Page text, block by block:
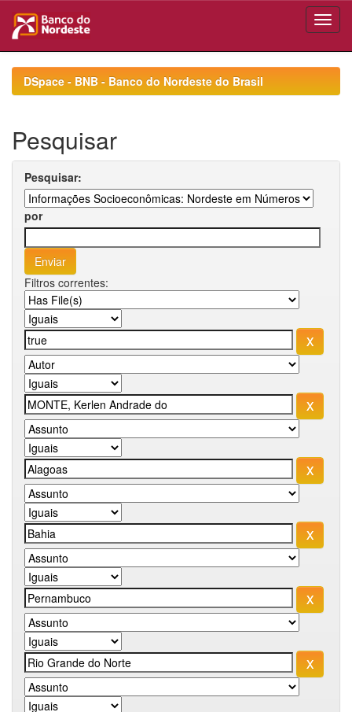
navigationDSpace - BNB - Banco do Nordeste do Brasil
Pesquisar
Pesquisar:
por
Filtros correntes: